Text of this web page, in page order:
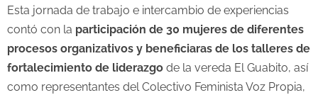
Esta jornada de trabajo e intercambio de experiencias
contó con la participación de 30 mujeres de diferentes
procesos organizativos y beneficiaras de los talleres de
fortalecimiento de liderazgo de la vereda El Guabito, así
como representantes del Colectivo Feminista Voz Propia,